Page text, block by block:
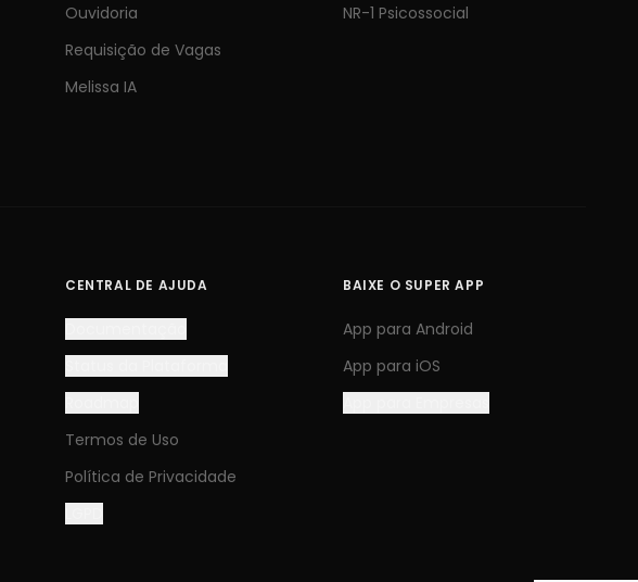
Ouvidoria
Requisição de Vagas
Melissa IA
NR-1 Psicossocial
CENTRAL DE AJUDA
Termos de Uso
Política de Privacidade
BAIXE O SUPER APP
App para Android
App para iOS